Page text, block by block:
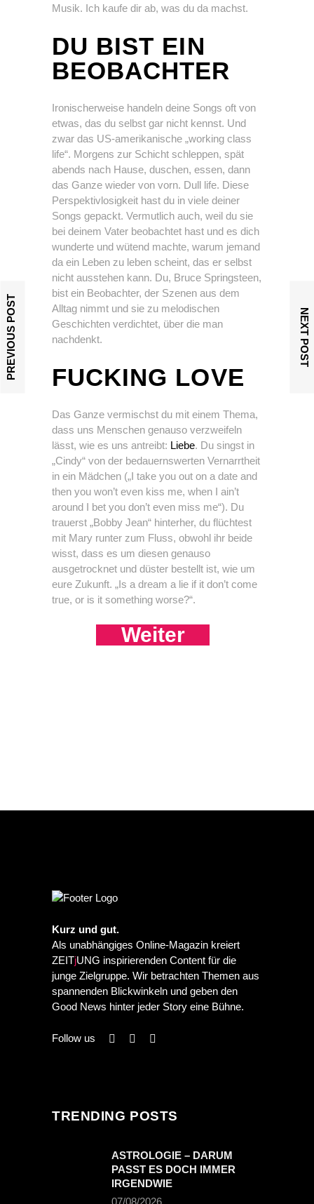
Musik. Ich kaufe dir ab, was du da machst.
DU BIST EIN
BEOBACHTER
Ironischerweise handeln deine Songs oft von
etwas, das du selbst gar nicht kennst. Und
zwar das US-amerikanische „working class
life“. Morgens zur Schicht schleppen, spät
abends nach Hause, duschen, essen, dann
das Ganze wieder von vorn. Dull life. Diese
Perspektivlosigkeit hast du in viele deiner
Songs gepackt. Vermutlich auch, weil du sie
bei deinem Vater beobachtet hast und es dich
wunderte und wütend machte, warum jemand
da ein Leben zu leben scheint, das er selbst
nicht ausstehen kann. Du, Bruce Springsteen,
bist ein Beobachter, der Szenen aus dem
Alltag nimmt und sie zu melodischen
Geschichten verdichtet, über die man
nachdenkt.
FUCKING LOVE
Das Ganze vermischst du mit einem Thema,
dass uns Menschen genauso verzweifeln
lässt, wie es uns antreibt: Liebe. Du singst in
„Cindy“ von der bedauernswerten Vernarrtheit
in ein Mädchen („I take you out on a date and
then you won’t even kiss me, when I ain’t
around I bet you don’t even miss me“). Du
trauerst „Bobby Jean“ hinterher, du flüchtest
mit Mary runter zum Fluss, obwohl ihr beide
wisst, dass es um diesen genauso
ausgetrocknet und düster bestellt ist, wie um
eure Zukunft. „Is a dream a lie if it don’t come
true, or is it something worse?“.
Weiter
PREVIOUS POST NEXT POST
Kurz und gut.
Als unabhängiges Online-Magazin kreiert
ZEITjUNG inspirierenden Content für die
junge Zielgruppe. Wir betrachten Themen aus
spannenden Blickwinkeln und geben den
Good News hinter jeder Story eine Bühne.
Follow us
TRENDING POSTS
ASTROLOGIE – DARUM
PASST ES DOCH IMMER
IRGENDWIE
07/08/2026